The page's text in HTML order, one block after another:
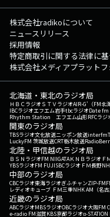
株式会社radikoについて
ニュースリリース
採用情報
特定商取引に関する法律に
株式会社メディアプラット
北海道・東北のラジオ局
ＨＢＣラジオＳＴＶラジオAIR-G'（FM北
IBCラジオエフエム岩手tbcラジオDate fm
Rhythm Station エフエム山形RFCラジ
関東のラジオ局
TBSラジオ文化放送ニッポン放送interfm
LuckyFM 茨城放送CRT栃木放送
北陸・甲信越のラジオ局
ＢＳＮラジオFM NIIGATAＫＮＢラジオ Ｆ
YBSラジオFM FUJISBCラジオ ＦＭ長野
中部のラジオ局
CBCラジオ東海ラジオぎふチャンZIP-FM
レディオキューブ ＦＭ三重NHK AM（名古
近畿のラジオ局
ABCラジオMBSラジオOBCラジオ大阪FM
e-radio FM滋賀KBS京都ラジオα-STATION